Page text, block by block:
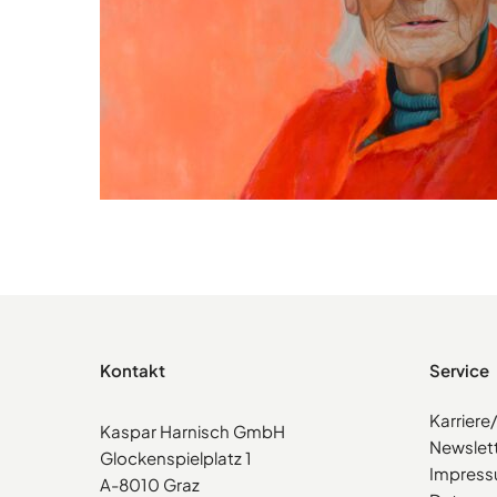
Kontakt
Kaspar Harnisch GmbH
Glockenspielplatz 1
A-8010 Graz
Service